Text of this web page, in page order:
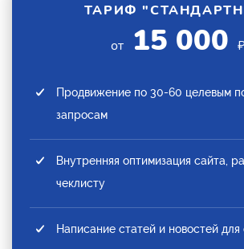
ТАРИФ
от 15 000
Продвижение по 30-60 целевым
запросам
Внутренняя оптимизация сайта,
чеклисту
Написание статей и новостей для